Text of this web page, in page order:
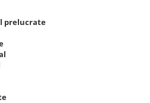
prelucrate